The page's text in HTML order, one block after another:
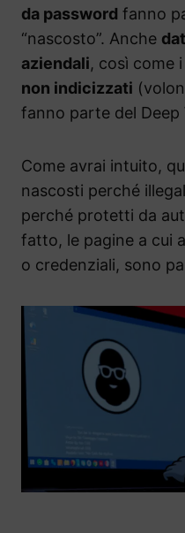
da password fanno
“nascosto”. Anche
aziendali, così come i
non indicizzati
fanno parte del Deep
Come avrai intuito,
nascosti perché
perché protetti da
fatto, le pagine a cui
o credenziali, sono